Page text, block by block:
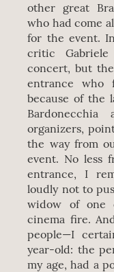
other great
who had come
for the event.
critic
concert, but
entrance who
because of the
organizers,
the way from
event. No less
entrance, I
loudly not to
widow of one
cinema fire.
people—I
year-old: the
my age, had a